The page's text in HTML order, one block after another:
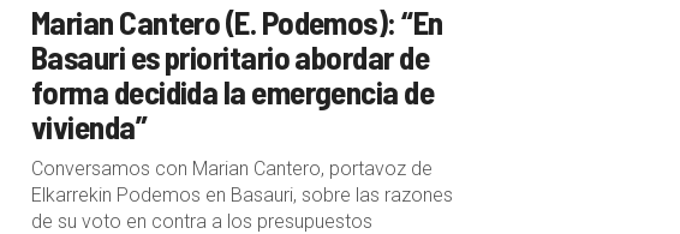
Marian Cantero (E. Podemos): “En
Basauri es prioritario abordar de
forma decidida la emergencia de
vivienda”
Conversamos con Marian Cantero, portavoz de
Elkarrekin Podemos en Basauri, sobre las razones
de su voto en contra a los presupuestos